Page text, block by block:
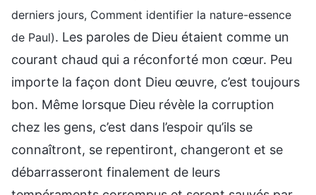
derniers jours, Comment identifier la nature-essence
de Paul). Les paroles de Dieu étaient comme un
courant chaud qui a réconforté mon cœur. Peu
importe la façon dont Dieu œuvre, c’est toujours
bon. Même lorsque Dieu révèle la corruption
chez les gens, c’est dans l’espoir qu’ils se
connaîtront, se repentiront, changeront et se
débarrasseront finalement de leurs